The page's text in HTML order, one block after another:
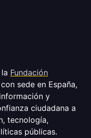
Fundación
sede en España,
y
ciudadana a
tecnología,
públicas.